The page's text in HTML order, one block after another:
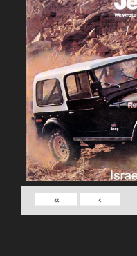
›
»